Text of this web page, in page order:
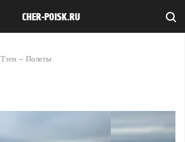
CHER-POISK.RU
Тэги Полеты